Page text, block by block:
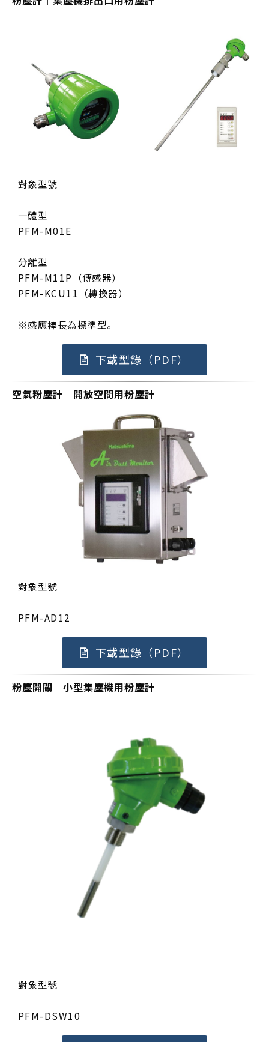
對象型號
一體型
PFM-M01E
分離型
PFM-M11P（傳感器）
PFM-KCU11（轉換器）
※感應棒長為標準型。
下載型錄（PDF）
空氣粉塵計｜開放空間用粉塵計
對象型號
PFM-AD12
下載型錄（PDF）
粉塵開關｜小型集塵機用粉塵計
對象型號
PFM-DSW10